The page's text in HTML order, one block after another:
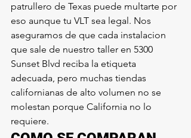
patrullero de Texas puede multarte por
eso aunque tu VLT sea legal. Nos
aseguramos de que cada instalacion
que sale de nuestro taller en 5300
Sunset Blvd reciba la etiqueta
adecuada, pero muchas tiendas
californianas de alto volumen no se
molestan porque California no lo
requiere.